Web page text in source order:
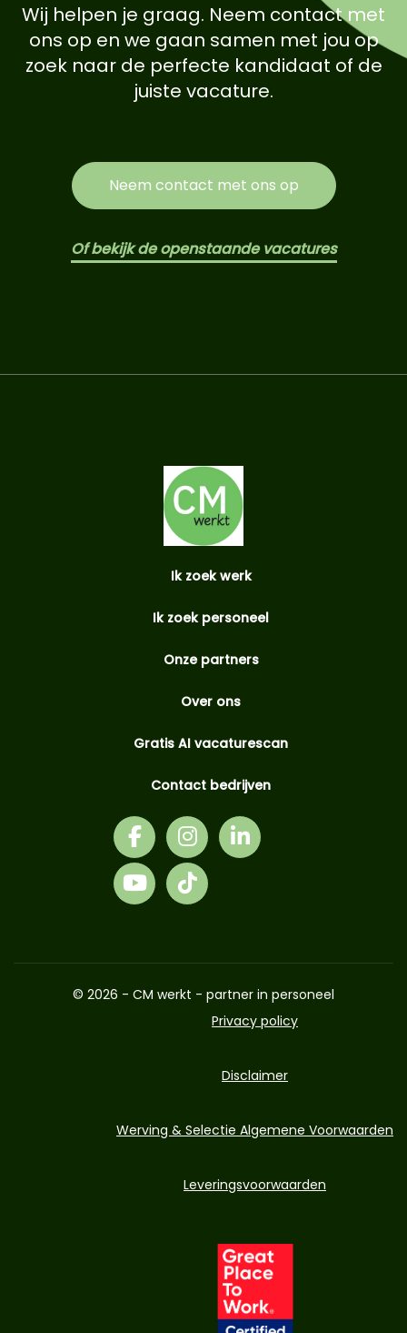
Wij helpen je graag. Neem contact met
ons op en we gaan samen met jou op
zoek naar de perfecte kandidaat of de
juiste vacature.
Neem contact met ons op
Of bekijk de openstaande vacatures
Ik zoek werk
Ik zoek personeel
Onze partners
Over ons
Gratis AI vacaturescan
Contact bedrijven
© 2026 - CM werkt - partner in personeel
Privacy policy
Disclaimer
Werving & Selectie Algemene Voorwaarden
Leveringsvoorwaarden